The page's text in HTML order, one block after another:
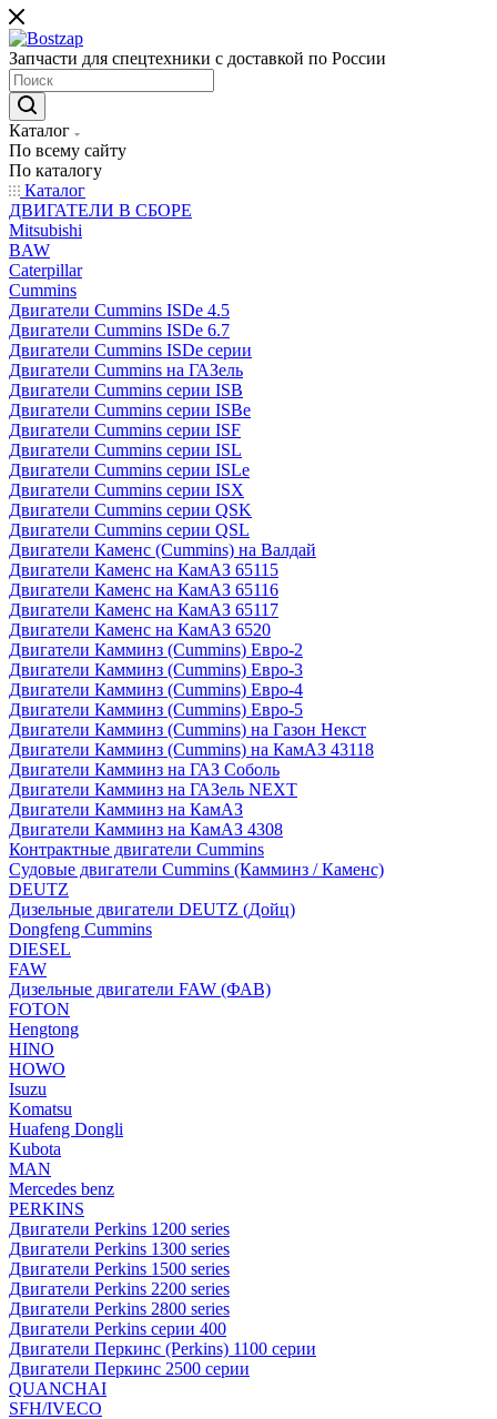
Запчасти для спецтехники с доставкой по России
Каталог
По всему сайту
По каталогу
Каталог
ДВИГАТЕЛИ В СБОРЕ
Mitsubishi
BAW
Caterpillar
Cummins
Двигатели Cummins ISDe 4.5
Двигатели Cummins ISDe 6.7
Двигатели Cummins ISDe серии
Двигатели Cummins на ГАЗель
Двигатели Cummins серии ISB
Двигатели Cummins серии ISBe
Двигатели Cummins серии ISF
Двигатели Cummins серии ISL
Двигатели Cummins серии ISLe
Двигатели Cummins серии ISX
Двигатели Cummins серии QSK
Двигатели Cummins серии QSL
Двигатели Каменс (Cummins) на Валдай
Двигатели Каменс на КамАЗ 65115
Двигатели Каменс на КамАЗ 65116
Двигатели Каменс на КамАЗ 65117
Двигатели Каменс на КамАЗ 6520
Двигатели Камминз (Cummins) Евро-2
Двигатели Камминз (Cummins) Евро-3
Двигатели Камминз (Cummins) Евро-4
Двигатели Камминз (Cummins) Евро-5
Двигатели Камминз (Cummins) на Газон Некст
Двигатели Камминз (Cummins) на КамАЗ 43118
Двигатели Камминз на ГАЗ Соболь
Двигатели Камминз на ГАЗель NEXT
Двигатели Камминз на КамАЗ
Двигатели Камминз на КамАЗ 4308
Контрактные двигатели Cummins
Судовые двигатели Cummins (Камминз / Каменс)
DEUTZ
Дизельные двигатели DEUTZ (Дойц)
Dongfeng Cummins
DIESEL
FAW
Дизельные двигатели FAW (ФАВ)
FOTON
Hengtong
HINO
HOWO
Isuzu
Komatsu
Huafeng Dongli
Kubota
MAN
Mercedes benz
PERKINS
Двигатели Perkins 1200 series
Двигатели Perkins 1300 series
Двигатели Perkins 1500 series
Двигатели Perkins 2200 series
Двигатели Perkins 2800 series
Двигатели Perkins серии 400
Двигатели Перкинс (Perkins) 1100 серии
Двигатели Перкинс 2500 серии
QUANCHAI
SFH/IVECO